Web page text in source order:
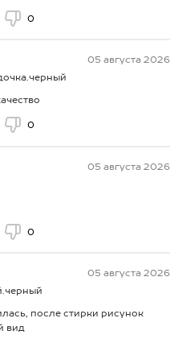
0
05 августа 2026
0
05 августа 2026
0
05 августа 2026
после стирки рисунок
вид